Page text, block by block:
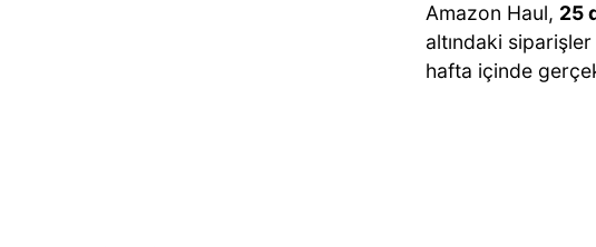
Amazon Haul, 25
altındaki
hafta içinde